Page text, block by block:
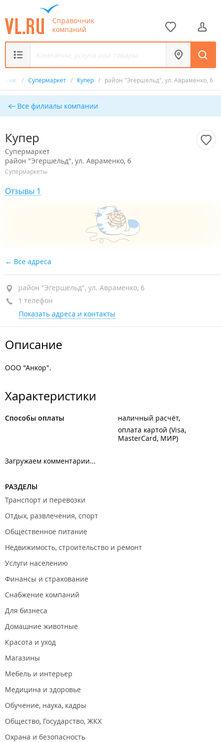
Справочник
компаний
/ Супермаркет / Купер / район "Эгершельд", ул. Авраменко, 6
Все филиалы компании
Купер
Супермаркет
район "Эгершельд", ул. Авраменко, 6
Супермаркеты
Отзывы 1
Все адреса
район "Эгершельд", ул. Авраменко, 6
1 телефон
Показать адреса и контакты
Описание
ООО "Анкор".
Характеристики
Способы оплаты
наличный расчёт
оплата картой (Visa,
MasterCard, МИР)
Загружаем комментарии...
РАЗДЕЛЫ
Транспорт и перевозки
Отдых, развлечения, спорт
Общественное питание
Недвижимость, строительство и ремонт
Услуги населению
Финансы и страхование
Снабжение компаний
Для бизнеса
Домашние животные
Красота и уход
Магазины
Мебель и интерьер
Медицина и здоровье
Обучение, наука, кадры
Общество, Государство, ЖКХ
Охрана и безопасность